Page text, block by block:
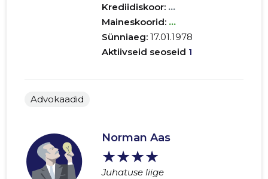
Krediidiskoor: ...
Maineskoorid: ...
Sünniaeg:17.01.1978
Aktiivseid seoseid 1
Advokaadid
Norman Aas
★★★★
Juhatuse liige